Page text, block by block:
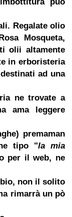
Regalate olio
Mosqueta,
olii altamente
in erboristeria
ad una
ne trovate a
ama leggere
premaman
tipo "la mia
per il web, ne
non il solito
rimarrà un pò